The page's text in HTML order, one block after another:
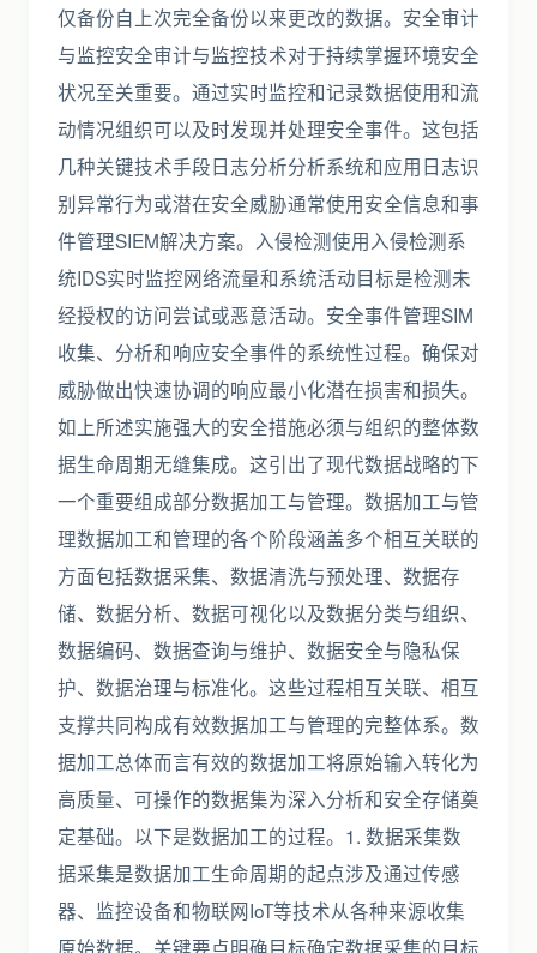
仅备份自上次完全备份以来更改的数据。安全审计
与监控安全审计与监控技术对于持续掌握环境安全
状况至关重要。通过实时监控和记录数据使用和流
动情况组织可以及时发现并处理安全事件。这包括
几种关键技术手段日志分析分析系统和应用日志识
别异常行为或潜在安全威胁通常使用安全信息和事
件管理SIEM解决方案。入侵检测使用入侵检测系
统IDS实时监控网络流量和系统活动目标是检测未
经授权的访问尝试或恶意活动。安全事件管理SIM
收集、分析和响应安全事件的系统性过程。确保对
威胁做出快速协调的响应最小化潜在损害和损失。
如上所述实施强大的安全措施必须与组织的整体数
据生命周期无缝集成。这引出了现代数据战略的下
一个重要组成部分数据加工与管理。数据加工与管
理数据加工和管理的各个阶段涵盖多个相互关联的
方面包括数据采集、数据清洗与预处理、数据存
储、数据分析、数据可视化以及数据分类与组织、
数据编码、数据查询与维护、数据安全与隐私保
护、数据治理与标准化。这些过程相互关联、相互
支撑共同构成有效数据加工与管理的完整体系。数
据加工总体而言有效的数据加工将原始输入转化为
高质量、可操作的数据集为深入分析和安全存储奠
定基础。以下是数据加工的过程。1. 数据采集数
据采集是数据加工生命周期的起点涉及通过传感
器、监控设备和物联网IoT等技术从各种来源收集
原始数据。关键要点明确目标确定数据采集的目标